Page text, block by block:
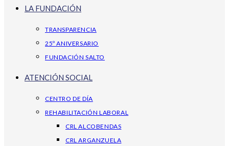
LA FUNDACIÓN
TRANSPARENCIA
25º ANIVERSARIO
FUNDACIÓN SALTO
ATENCIÓN SOCIAL
CENTRO DE DÍA
REHABILITACIÓN LABORAL
CRL ALCOBENDAS
CRL ARGANZUELA